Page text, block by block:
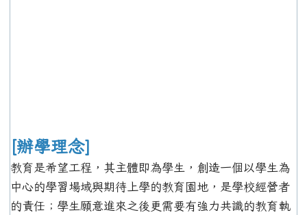
[辦學理念]
教育是希望工程，其主體即為學生，創造一個以學生為
中心的學習場域與期待上學的教育園地，是學校經營者
的責任；學生願意進來之後更需要有強力共識的教育執